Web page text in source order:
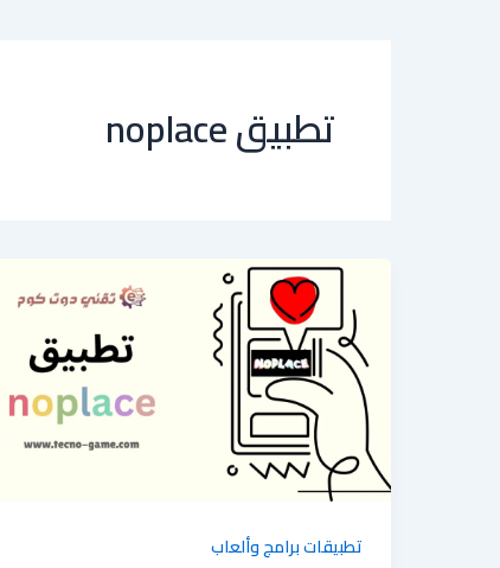
تطبيق noplace
تطبيقات برامج وألعاب